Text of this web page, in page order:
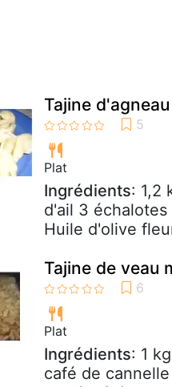
Tajine
Plat
Ingrédients: 1,2
d'ail 3
Huile d'olive
Tajine de veau
Plat
Ingrédients: 1
café de